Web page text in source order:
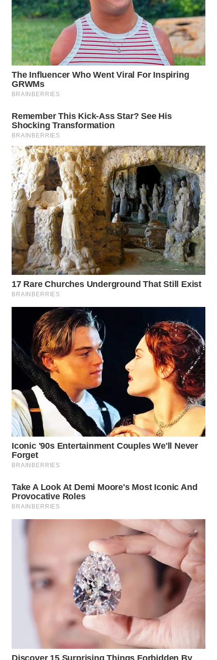
WN
KARO
WN
SIMALUNGUN
WN
LABUHANBATU
WN
TAPANULI
TENGAH
WN DELI
SERDANG
WN
TEBING
TINGGI
WN
PAKPAK
WN
KARAWANG
BEKASI
WN
BOGOR
WN
DEPOK
WN
TAPANULI
UTARA
SAMOSIR
WN
PADANG
SUMEDANG
WN
WN
SERIBU